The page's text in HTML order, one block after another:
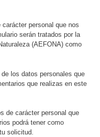
personal que nos
serán tratados por la
(AEFONA) como
los datos personales que
que realizas en este
de carácter personal que
podrá tener como
solicitud.